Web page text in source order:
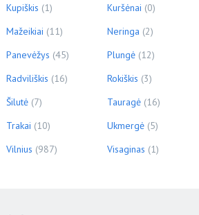
Kupiškis (1) Kuršėnai (0)
Mažeikiai (11) Neringa (2)
Panevėžys (45) Plungė (12)
Radviliškis (16) Rokiškis (3)
Šilutė (7) Tauragė (16)
Trakai (10) Ukmergė (5)
Vilnius (987) Visaginas (1)